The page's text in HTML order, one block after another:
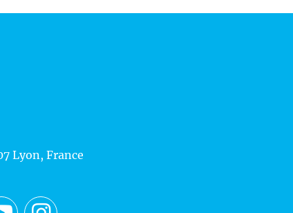
Lyon, France